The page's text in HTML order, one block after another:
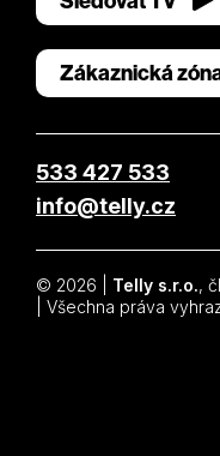
Zákaznická
533 427 533
info@telly.cz
© 2026 | Telly s.r.o.,
| Všechna práva